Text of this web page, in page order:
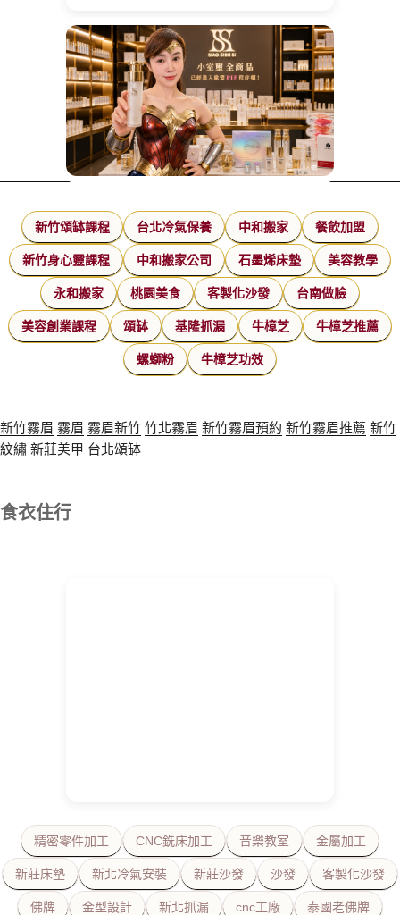
新竹頌缽課程 台北冷氣保養 中和搬家 餐飲加盟
新竹身心靈課程 中和搬家公司 石墨烯床墊 美容教學
永和搬家 桃園美食 客製化沙發 台南做臉
美容創業課程 頌缽 基隆抓漏 牛樟芝 牛樟芝推薦
螺螄粉 牛樟芝功效
新竹霧眉 霧眉 霧眉新竹竹北霧眉 新竹霧眉預約 新竹霧眉推薦 新竹
紋繡新莊美甲 台北頌缽
食衣住行
精密零件加工 CNC銑床加工 音樂教室 金屬加工
新莊床墊 新北冷氣安裝 新莊沙發 沙發 客製化沙發
佛牌 金型設計 新北抓漏 cnc工廠 泰國老佛牌